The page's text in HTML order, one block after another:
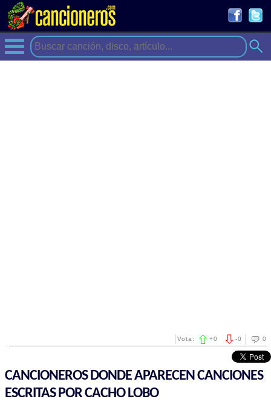
0
-0
Vota: +0
CANCIONEROS DONDE APARECEN CANCIONES
ESCRITAS POR CACHO LOBO